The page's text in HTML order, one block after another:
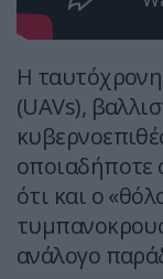
Η
(UAVs),
οποιαδήποτε
ότι και ο
ανάλογο